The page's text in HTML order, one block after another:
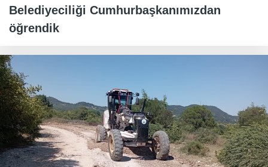
Belediyeciliği Cumhurbaşkanımızdan
öğrendik